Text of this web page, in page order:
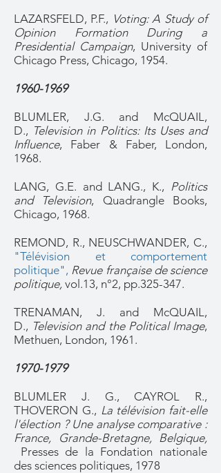
LAZARSFELD, P.F., Voting: A Study of
Opinion Formation During a
Presidential Campaign, University of
Chicago Press, Chicago, 1954.
1960-1969
BLUMLER, J.G. and McQUAIL,
D., Television in Politics: Its Uses and
Influence, Faber & Faber, London,
1968.
LANG, G.E. and LANG., K., Politics
and Television, Quadrangle Books,
Chicago, 1968.
REMOND, R., NEUSCHWANDER, C.,
"Télévision et comportement
politique", Revue française de science
politique, vol.13, n°2, pp.325-347.
TRENAMAN, J. and McQUAIL,
D., Television and the Political Image,
Methuen, London, 1961.
1970-1979
BLUMLER J. G., CAYROL R.,
THOVERON G., La télévision fait-elle
l'élection ? Une analyse comparative :
France, Grande-Bretagne, Belgique,
Presses de la Fondation nationale
des sciences politiques, 1978